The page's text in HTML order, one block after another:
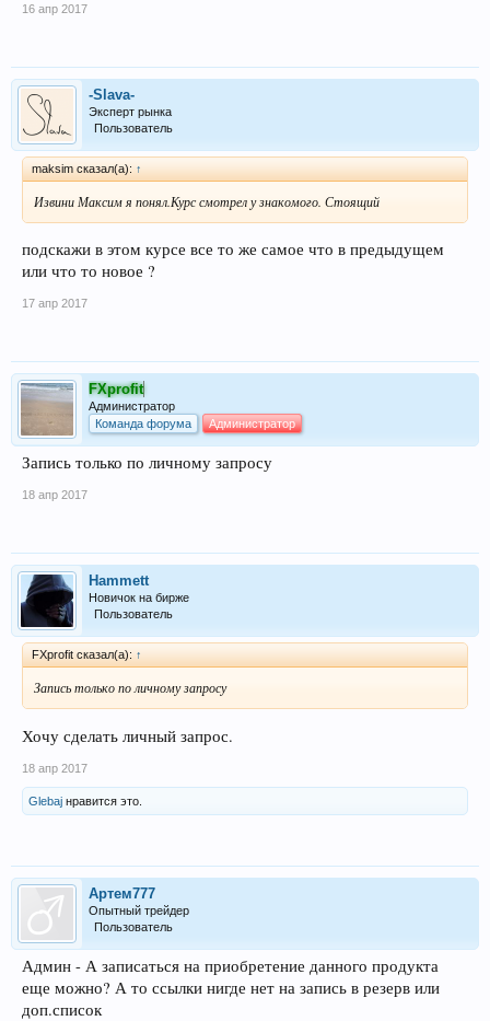
16 апр 2017
-Slava-
Эксперт рынка
Пользователь
maksim сказал(а): ↑
Извини Максим я понял.Курс смотрел у знакомого. Стоящий
подскажи в этом курсе все то же самое что в предыдущем
или что то новое ?
17 апр 2017
FXprofit
Администратор
Команда форума
Администратор
Запись только по личному запросу
18 апр 2017
Hammett
Новичок на бирже
Пользователь
FXprofit сказал(а): ↑
Запись только по личному запросу
Хочу сделать личный запрос.
18 апр 2017
Glebaj нравится это.
Артем777
Опытный трейдер
Пользователь
Админ - А записаться на приобретение данного продукта
еще можно? А то ссылки нигде нет на запись в резерв или
доп.список